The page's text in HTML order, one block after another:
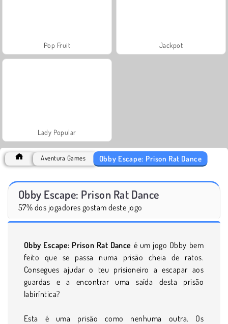
Pop Fruit Jackpot
Lady Popular
Aventura Games Obby Escape: Prison Rat Dance
Obby Escape: Prison Rat Dance
57% dos jogadores gostam deste jogo
Obby Escape: Prison Rat Dance é um jogo Obby bem
feito que se passa numa prisão cheia de ratos.
Consegues ajudar o teu prisioneiro a escapar aos
guardas e a encontrar uma saída desta prisão
labiríntica?
Esta é uma prisão como nenhuma outra. Os